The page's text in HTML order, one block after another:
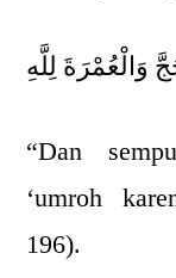
وَالْعُمْرَةَ لِلَّهِ
“Dan
‘umroh
196).